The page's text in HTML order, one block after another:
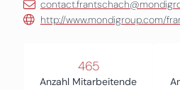
http://www.mondigroup.com/
465
Anzahl Mitarbeitende